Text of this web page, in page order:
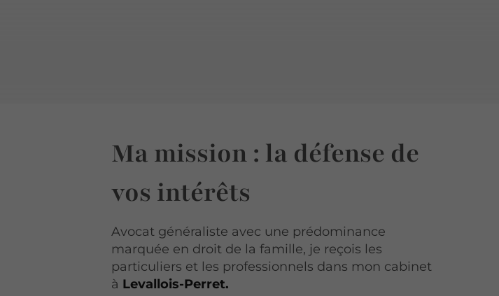
Ma mission : la défense de
vos intérêts
Avocat généraliste avec une prédominance
marquée en droit de la famille, je reçois les
particuliers et les professionnels dans mon cabinet
à Levallois-Perret.